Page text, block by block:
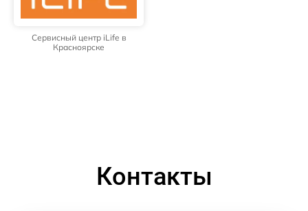
Сервисный центр iLife в
Красноярске
Контакты